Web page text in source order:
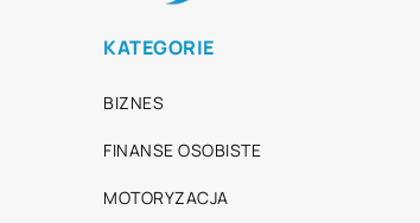
KATEGORIE
BIZNES
FINANSE OSOBISTE
MOTORYZACJA